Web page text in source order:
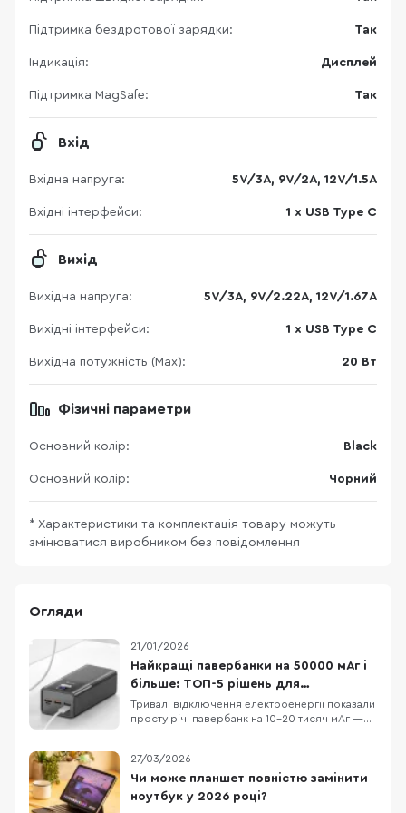
Підтримка бездротової зарядки: Так
Індикація: Дисплей
Підтримка MagSafe: Так
Вхід
Вхідна напруга: 5V/3A, 9V/2A, 12V/1.5A
Вхідні інтерфейси: 1 x USB Type C
Вихід
Вихідна напруга: 5V/3A, 9V/2.22A, 12V/1.67A
Вихідні інтерфейси: 1 x USB Type C
Вихідна потужність (Max): 20 Вт
Фізичні параметри
Основний колір: Black
Основний колір: Чорний
* Характеристики та комплектація товару можуть
змінюватися виробником без повідомлення
Огляди
21/01/2026
Найкращі павербанки на 50000 мАг і
більше: ТОП-5 рішень для
відключень і поїздок
Тривалі відключення електроенергії показали
просту річ: павербанк на 10–20 тисяч мАг —
Заряду вистачає ненадовго — і в
найпотрібніший момент гаджети знову “на
майже порт
27/03/2026
Чи може планшет повністю замінити
ноутбук у 2026 році?